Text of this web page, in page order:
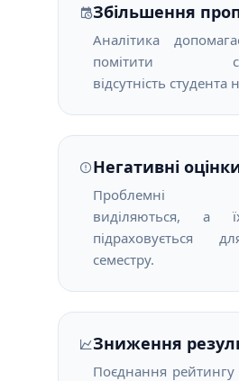
Збільшення
Аналітика
помітити
відсутність студента
Негативні
Проблемні
виділяються, а
підраховується
семестру.
Зниження
Поєднання рейтингу